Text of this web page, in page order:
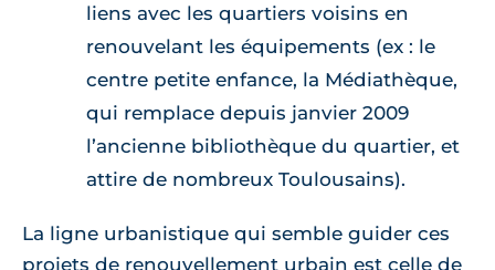
liens avec les quartiers voisins en
renouvelant les équipements (ex : le
centre petite enfance, la Médiathèque,
qui remplace depuis janvier 2009
l’ancienne bibliothèque du quartier, et
attire de nombreux Toulousains).
La ligne urbanistique qui semble guider ces
projets de renouvellement urbain est celle de